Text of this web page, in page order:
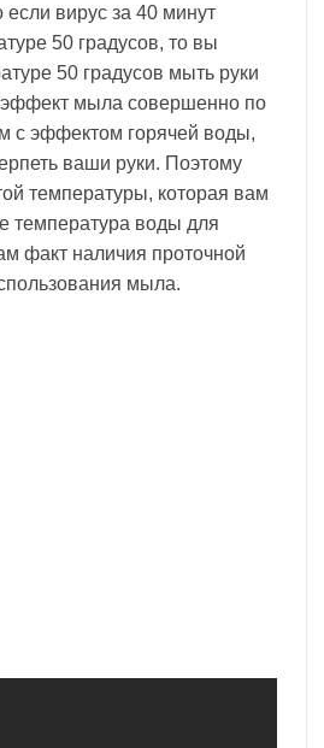
вирус за 40 минут
50 градусов, то вы
50 градусов мыть руки
эффект мыла совершенно по
с эффектом горячей воды,
ваши руки. Поэтому
температуры, которая вам
температура воды для
факт наличия проточной
мыла.